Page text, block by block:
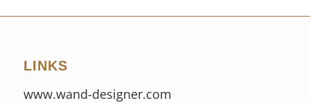
LINKS
www.wand-designer.com